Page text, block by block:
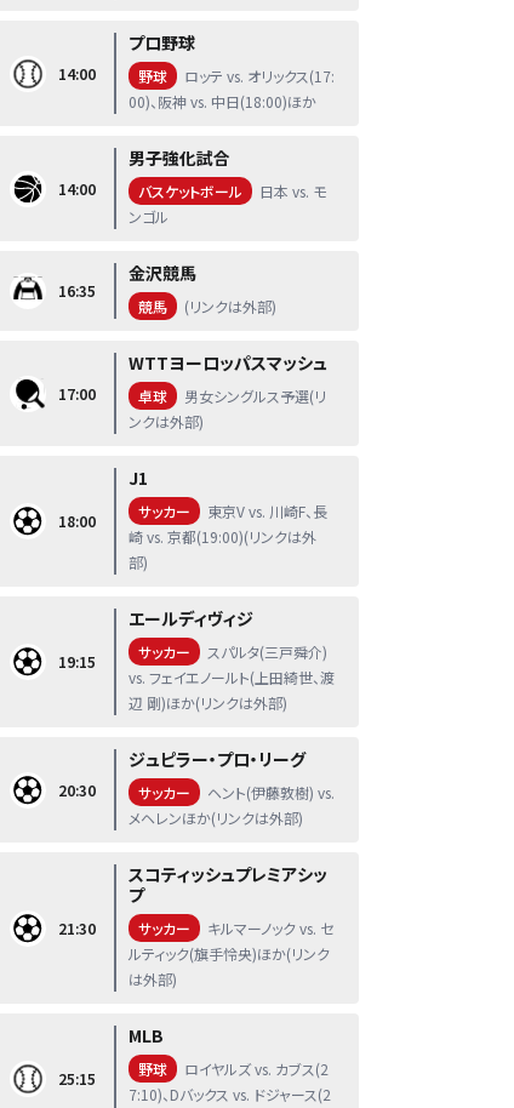
14:00
プロ野球
野球
ロッテ vs. オリックス(17:
00)、阪神 vs. 中日(18:00)ほか
14:00
男子強化試合
バスケットボール
日本 vs. モ
ンゴル
16:35
金沢競馬
競馬 (リンクは外部)
17:00
WTTヨーロッパスマッシュ
卓球
男女シングルス予選(リ
ンクは外部)
18:00
J1
サッカー
東京V vs. 川崎F、長
崎 vs. 京都(19:00)(リンクは外
部)
19:15
エールディヴィジ
サッカー
スパルタ(三戸舜介)
vs. フェイエノールト(上田綺世、渡
辺 剛)ほか(リンクは外部)
20:30
ジュピラー・プロ・リーグ
サッカー
ヘント(伊藤敦樹) vs.
メヘレンほか(リンクは外部)
21:30
スコティッシュプレミアシッ
プ
サッカー
キルマーノック vs. セ
ルティック(旗手怜央)ほか(リンク
は外部)
25:15
MLB
野球
ロイヤルズ vs. カブス(2
7:10)、Dバックス vs. ドジャース(2